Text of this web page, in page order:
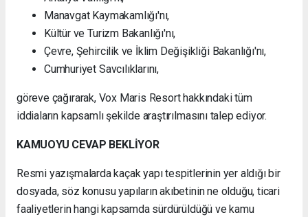
Manavgat Kaymakamlığı'nı,
Kültür ve Turizm Bakanlığı'nı,
Çevre, Şehircilik ve İklim Değişikliği Bakanlığı'nı,
Cumhuriyet Savcılıklarını,
göreve çağırarak, Vox Maris Resort hakkındaki tüm
iddiaların kapsamlı şekilde araştırılmasını talep ediyor.
KAMUOYU CEVAP BEKLİYOR
Resmi yazışmalarda kaçak yapı tespitlerinin yer aldığı bir
dosyada, söz konusu yapıların akıbetinin ne olduğu, ticari
faaliyetlerin hangi kapsamda sürdürüldüğü ve kamu